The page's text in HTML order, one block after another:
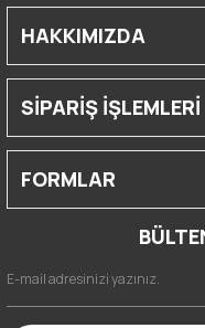
HAKKIMIZDA
SİPARİŞ İŞLEMLERİ
FORMLAR